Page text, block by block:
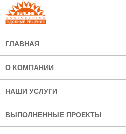
ГЛАВНАЯ
О КОМПАНИИ
НАШИ УСЛУГИ
ВЫПОЛНЕННЫЕ ПРОЕКТЫ